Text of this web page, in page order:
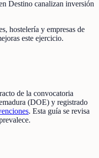
Destino canalizan inversión
hostelería y empresas de
este ejercicio.
de la convocatoria
(DOE) y registrado
. Esta guía se revisa